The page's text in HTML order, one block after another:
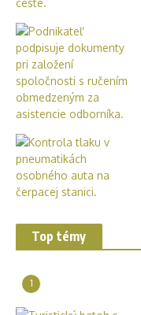
Top témy
1